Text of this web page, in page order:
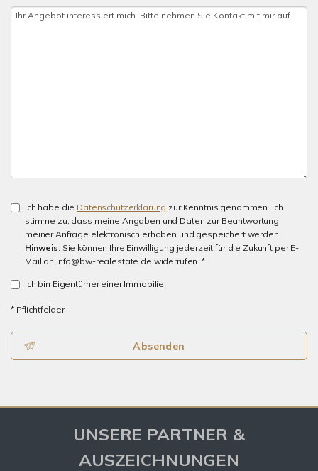
Ich habe die Datenschutzerklärung zur Kenntnis genommen. Ich
stimme zu, dass meine Angaben und Daten zur Beantwortung
meiner Anfrage elektronisch erhoben und gespeichert werden.
Hinweis: Sie können Ihre Einwilligung jederzeit für die Zukunft per E-
Mail an info@bw-realestate.de widerrufen. *
Ich bin Eigentümer einer Immobilie.
* Pflichtfelder
Absenden
UNSERE PARTNER &
AUSZEICHNUNGEN